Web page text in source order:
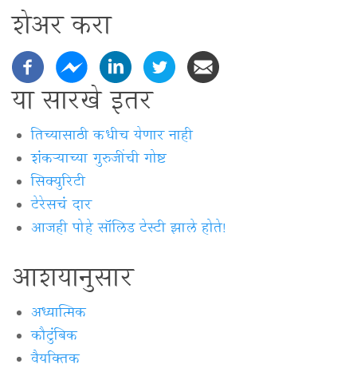
शेअर करा
या सारखे इतर
तिच्यासाठी कधीच येणार नाही
शंकऱ्याच्या गुरुजींची गोष्ट
सिक्युरिटी
टेरेसचं दार
आजही पोहे सॉलिड टेस्टी झाले होते!
आशयानुसार
अध्यात्मिक
कौटुंबिक
वैयक्‍तिक